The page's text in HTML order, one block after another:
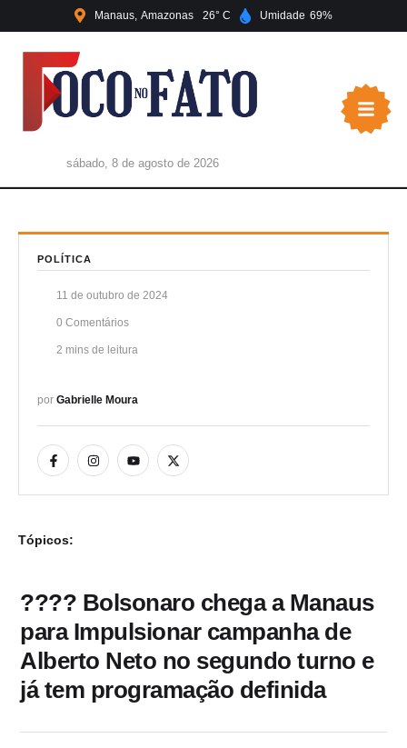
Manaus Amazonas 26 Umidade 69
sábado, 8 de agosto de 2026
POLÍTICA
11 de outubro de 2024
0 Comentários
2 mins de leitura
por Gabrielle Moura
Tópicos:
???? Bolsonaro chega a Manaus
para Impulsionar campanha de
Alberto Neto no segundo turno e
já tem programação definida